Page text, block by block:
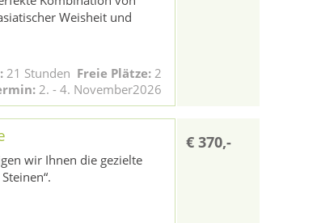
Weisheit und
21 Stunden Freie Plätze: 2
2. - 4. November2026
wir Ihnen die gezielte
€ 370,-